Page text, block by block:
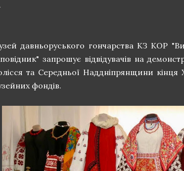
давньоруського гончарства КЗ КОР
запрошує відвідувачів на
та Середньої Наддніпрянщини кінця
фондів.